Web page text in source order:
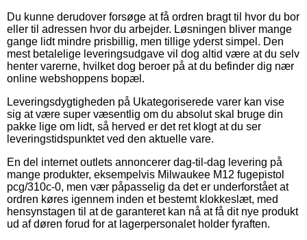
Du kunne derudover forsøge at få ordren bragt til hvor du bor
eller til adressen hvor du arbejder. Løsningen bliver mange
gange lidt mindre prisbillig, men tillige yderst simpel. Den
mest betalelige leveringsudgave vil dog altid være at du selv
henter varerne, hvilket dog beroer på at du befinder dig nær
online webshoppens bopæl.
Leveringsdygtigheden på Ukategoriserede varer kan vise
sig at være super væsentlig om du absolut skal bruge din
pakke lige om lidt, så herved er det ret klogt at du ser
leveringstidspunktet ved den aktuelle vare.
En del internet outlets annoncerer dag-til-dag levering på
mange produkter, eksempelvis Milwaukee M12 fugepistol
pcg/310c-0, men vær påpasselig da det er underforstået at
ordren køres igennem inden et bestemt klokkeslæt, med
hensynstagen til at de garanteret kan nå at få dit nye produkt
ud af døren forud for at lagerpersonalet holder fyraften.